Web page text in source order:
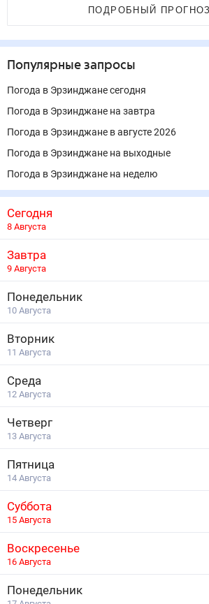
ПОДРОБНЫЙ ПРОГНОЗ
Популярные запросы
Погода в Эрзинджане сегодня
Погода в Эрзинджане на завтра
Погода в Эрзинджане в августе 2026
Погода в Эрзинджане на выходные
Погода в Эрзинджане на неделю
Сегодня
8 Августа
Завтра
9 Августа
Понедельник
10 Августа
Вторник
11 Августа
Среда
12 Августа
Четверг
13 Августа
Пятница
14 Августа
Суббота
15 Августа
Воскресенье
16 Августа
Понедельник